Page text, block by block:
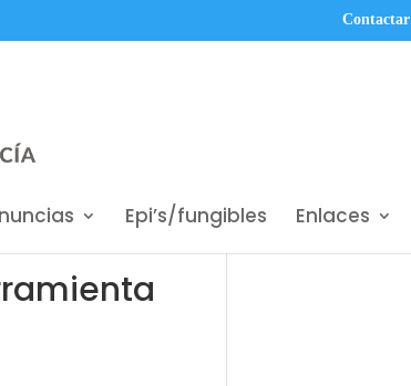
Contactar
Epi’s/fungibles Enlaces